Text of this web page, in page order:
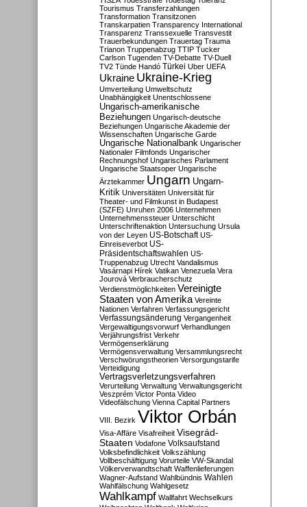
Tourismus Transferzahlungen
Transformation Transitzonen
Transkarpatien Transparency International
Transparenz Transsexuelle Transvestit
Trauerbekundungen Trauertag Trauma
Trianon Truppenabzug TTIP Tucker
Carlson Tugenden TV-Debatte TV-Duell
TV2 Tünde Handó Türkei Uber UEFA
Ukraine Ukraine-Krieg
Umverteilung Umweltschutz
Unabhängigkeit Unentschlossene
Ungarisch-amerikanische
Beziehungen Ungarisch-deutsche
Beziehungen Ungarische Akademie der
Wissenschaften Ungarische Garde
Ungarische Nationalbank Ungarischer
Nationaler Filmfonds Ungarischer
Rechnungshof Ungarisches Parlament
Ungarische Staatsoper Ungarische
Ärztekammer Ungarn Ungarn-
Kritik Universitäten Universität für
Theater- und Filmkunst in Budapest
(SZFE) Unruhen 2006 Unternehmen
Unternehmenssteuer Unterschicht
Unterschriftenaktion Untersuchung Ursula
von der Leyen US-Botschaft US-
Einreiseverbot US-
Präsidentschaftswahlen US-
Truppenabzug Utrecht Vandalismus
Vasárnapi Hírek Vatikan Venezuela Vera
Jourová Verbraucherschutz
Verdienstmöglichkeiten Vereinigte
Staaten von Amerika Vereinte
Nationen Verfahren Verfassungsgericht
Verfassungsänderung Vergangenheit
Vergewaltigungsvorwurf Verhandlungen
Verjährungsfrist Verkehr
Vermögenserklärung
Vermögensverwaltung Versammlungsrecht
Verschwörungstheorien Versorgungstarife
Verteidigung
Vertragsverletzungsverfahren
Verurteilung Verwaltung Verwaltungsgericht
Veszprém Victor Ponta Video
Videofälschung Vienna Capital Partners
VIII. Bezirk Viktor Orbán
Visa-Affäre Visafreiheit Visegrád-
Staaten Vodafone Volksaufstand
Volksbefindlichkeit Volkszählung
Vollbeschäftigung Vorurteile VW-Skandal
Völkerverwandtschaft Waffenlieferungen
Wagner-Aufstand Wahlbündnis Wahlen
Wahlfälschung Wahlgesetz
Wahlkampf Wallfahrt Wechselkurs